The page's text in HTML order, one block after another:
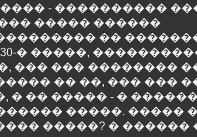
- ����������
����� ������
��
� �����,
��� ��� ��������
�� ��, ��� ���
� �� ����� - �
�����. �����
�����? � ������